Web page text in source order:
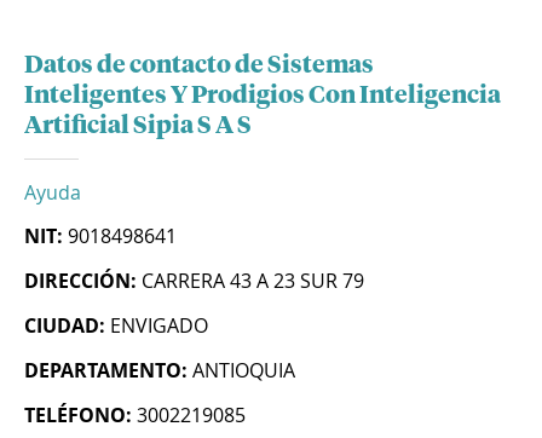
Datos de contacto de Sistemas
Inteligentes Y Prodigios Con Inteligencia
Artificial Sipia S A S
Ayuda
NIT: 9018498641
DIRECCIÓN: CARRERA 43 A 23 SUR 79
CIUDAD: ENVIGADO
DEPARTAMENTO: ANTIOQUIA
TELÉFONO: 3002219085